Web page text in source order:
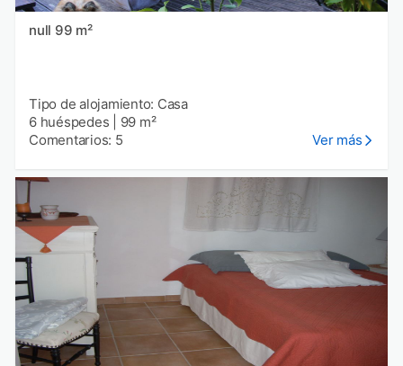
null 99 m²
Tipo de alojamiento: Casa
6 huéspedes
99 m²
Comentarios: 5
Ver más